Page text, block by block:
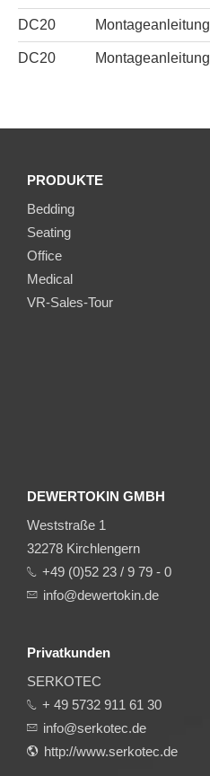
DC20 Montageanleitung
DC20 Montageanleitung
PRODUKTE
Bedding
Seating
Office
Medical
VR-Sales-Tour
DEWERTOKIN GMBH
Weststraße 1
32278 Kirchlengern
+49 (0)52 23 / 9 79 - 0
info@dewertokin.de
Privatkunden
SERKOTEC
+ 49 5732 911 61 30
info@serkotec.de
http://www.serkotec.de